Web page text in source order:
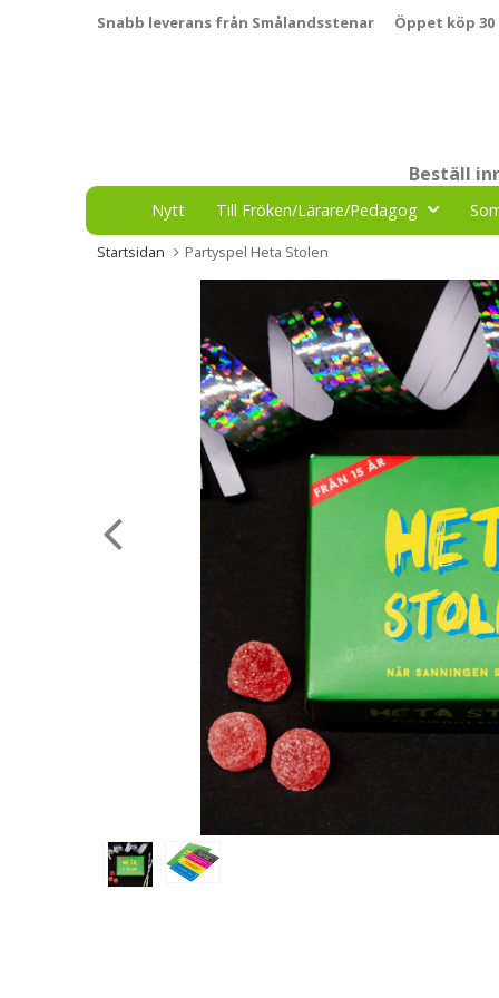
Snabb leverans från Smålandsstenar Öppet köp
Beställ
Nytt Till Fröken/Lärare/Pedagog
Startsidan Partyspel Heta Stolen